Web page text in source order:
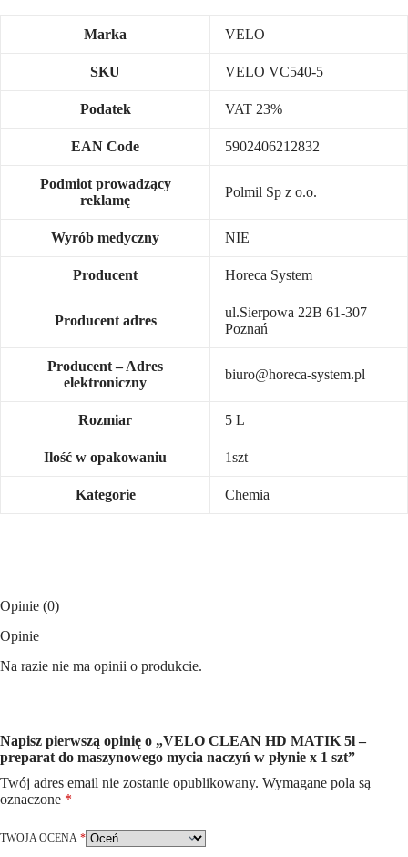
Marka VELO
SKU VELO VC540-5
Podatek VAT 23%
EAN Code 5902406212832
Podmiot prowadzący
reklamę
Polmil Sp z o.o.
Wyrób medyczny NIE
Producent Horeca System
Producent adres
ul.Sierpowa 22B 61-307
Poznań
Producent – Adres
elektroniczny
biuro@horeca-system.pl
Rozmiar 5 L
Ilość w opakowaniu 1szt
Kategorie Chemia
Opinie (0)
Opinie
Na razie nie ma opinii o produkcie.
Napisz pierwszą opinię o „VELO CLEAN HD MATIK 5l –
preparat do maszynowego mycia naczyń w płynie x 1 szt”
Twój adres email nie zostanie opublikowany. Wymagane pola są
oznaczone *
TWOJA OCENA *